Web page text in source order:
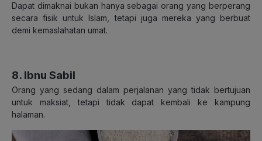
Dapat dimaknai bukan hanya sebagai orang yang berperang
secara fisik untuk Islam, tetapi juga mereka yang berbuat
demi kemaslahatan umat.
8. Ibnu Sabil
Orang yang sedang dalam perjalanan yang tidak bertujuan
untuk maksiat, tetapi tidak dapat kembali ke kampung
halaman.